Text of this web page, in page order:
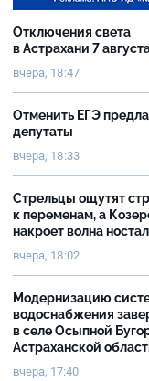
Отключения света
в Астрахани 7
вчера, 18:47
Отменить ЕГЭ
депутаты
вчера, 18:33
Стрельцы ощутят
к переменам, а
накроет волна
вчера, 18:02
Модернизацию
водоснабжения
в селе Осыпной
Астраханской
вчера, 17:40